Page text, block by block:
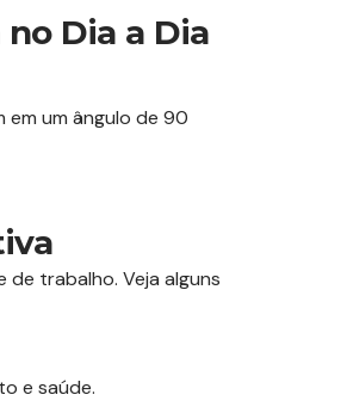
Dia a Dia
um ângulo de 90
trabalho. Veja alguns
e saúde.